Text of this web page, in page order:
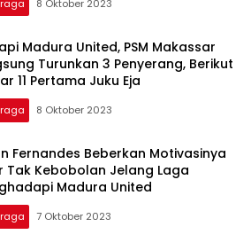
8 Oktober 2023
Madura United, PSM Makassar
Turunkan 3 Penyerang, Berikut
11 Pertama Juku Eja
8 Oktober 2023
Fernandes Beberkan Motivasinya
Tak Kebobolan Jelang Laga
Madura United
7 Oktober 2023